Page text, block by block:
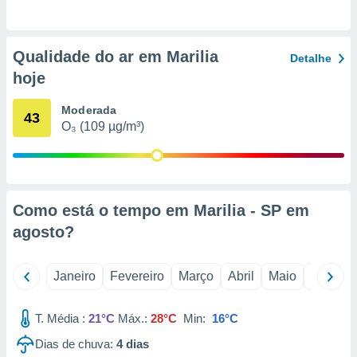
ou opor-
qualquer
em “
na
num
para
Qualidade do ar em Marilia
hoje
Detalhe
43 Moderada
O₃ (109 µg/m³)
Como está o tempo em Marilia - SP em
agosto?
Janeiro Fevereiro Março Abril Maio Junho
T. Média : 21°C Máx.: 28°C Min: 16°C
Dias de chuva: 4dias